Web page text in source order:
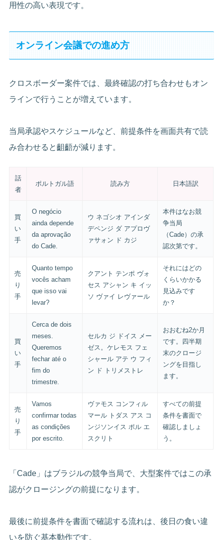
用性の高い表現です。
オンライン会議での進め方
クロスボーダー案件では、最終確認の打ち合わせもオン
ラインで行うことが増えています。
当局承認やスケジュールなど、前提条件を画面共有で読
み合わせると齟齬が減ります。
話
者
ポルトガル語 読み方 日本語訳
買
い
手
O negócio
ainda depende
da aprovação
do Cade.
ウ ネゴシオ アインダ
デペンジ ダ アプロヴ
ァサォン ド カジ
本件はなお競
争当局
（Cade）の承
認次第です。
売
り
手
Quanto tempo
vocês acham
que isso vai
levar?
クアント テンポ ヴォ
セス アシャン キ イッ
ソ ヴァイ レヴァール
それにはどの
くらいかかる
見込みです
か？
買
い
手
Cerca de dois
meses.
Queremos
fechar até o
fim do
trimestre.
セルカ ジ ドイス メー
ゼス。ケレモス フェ
シャール アテ ウ フィ
ン ド トリメストレ
おおむね2か月
です。四半期
末のクロージ
ングを目指し
ます。
売
り
手
Vamos
confirmar todas
as condições
por escrito.
ヴァモス コンフィル
マール トダス アス コ
ンジソンイス ポル エ
スクリト
すべての前提
条件を書面で
確認しましょ
う。
「Cade」はブラジルの競争当局で、大型案件ではこの承
認がクロージングの前提になります。
最後に前提条件を書面で確認する流れは、後日の食い違
いを防ぐ基本動作です。